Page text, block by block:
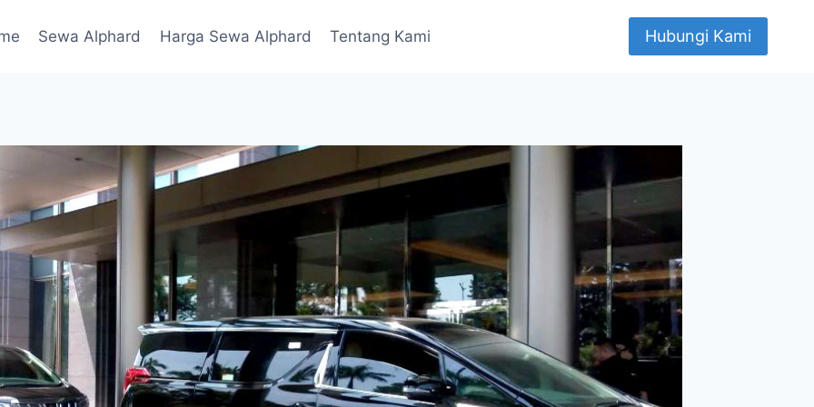
Sewa Alphard Harga Sewa Alphard Tentang Kami Hubungi Kami